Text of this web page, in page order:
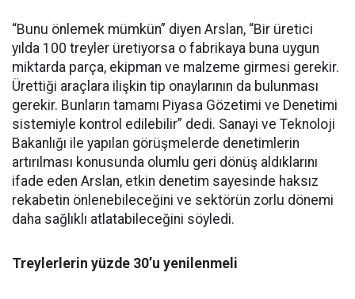
“Bunu önlemek mümkün” diyen Arslan, “Bir üretici
yılda 100 treyler üretiyorsa o fabrikaya buna uygun
miktarda parça, ekipman ve malzeme girmesi gerekir.
Ürettiği araçlara ilişkin tip onaylarının da bulunması
gerekir. Bunların tamamı Piyasa Gözetimi ve Denetimi
sistemiyle kontrol edilebilir” dedi. Sanayi ve Teknoloji
Bakanlığı ile yapılan görüşmelerde denetimlerin
artırılması konusunda olumlu geri dönüş aldıklarını
ifade eden Arslan, etkin denetim sayesinde haksız
rekabetin önlenebileceğini ve sektörün zorlu dönemi
daha sağlıklı atlatabileceğini söyledi.
Treylerlerin yüzde 30’u yenilenmeli